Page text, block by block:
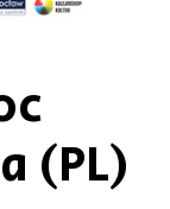
(PL)